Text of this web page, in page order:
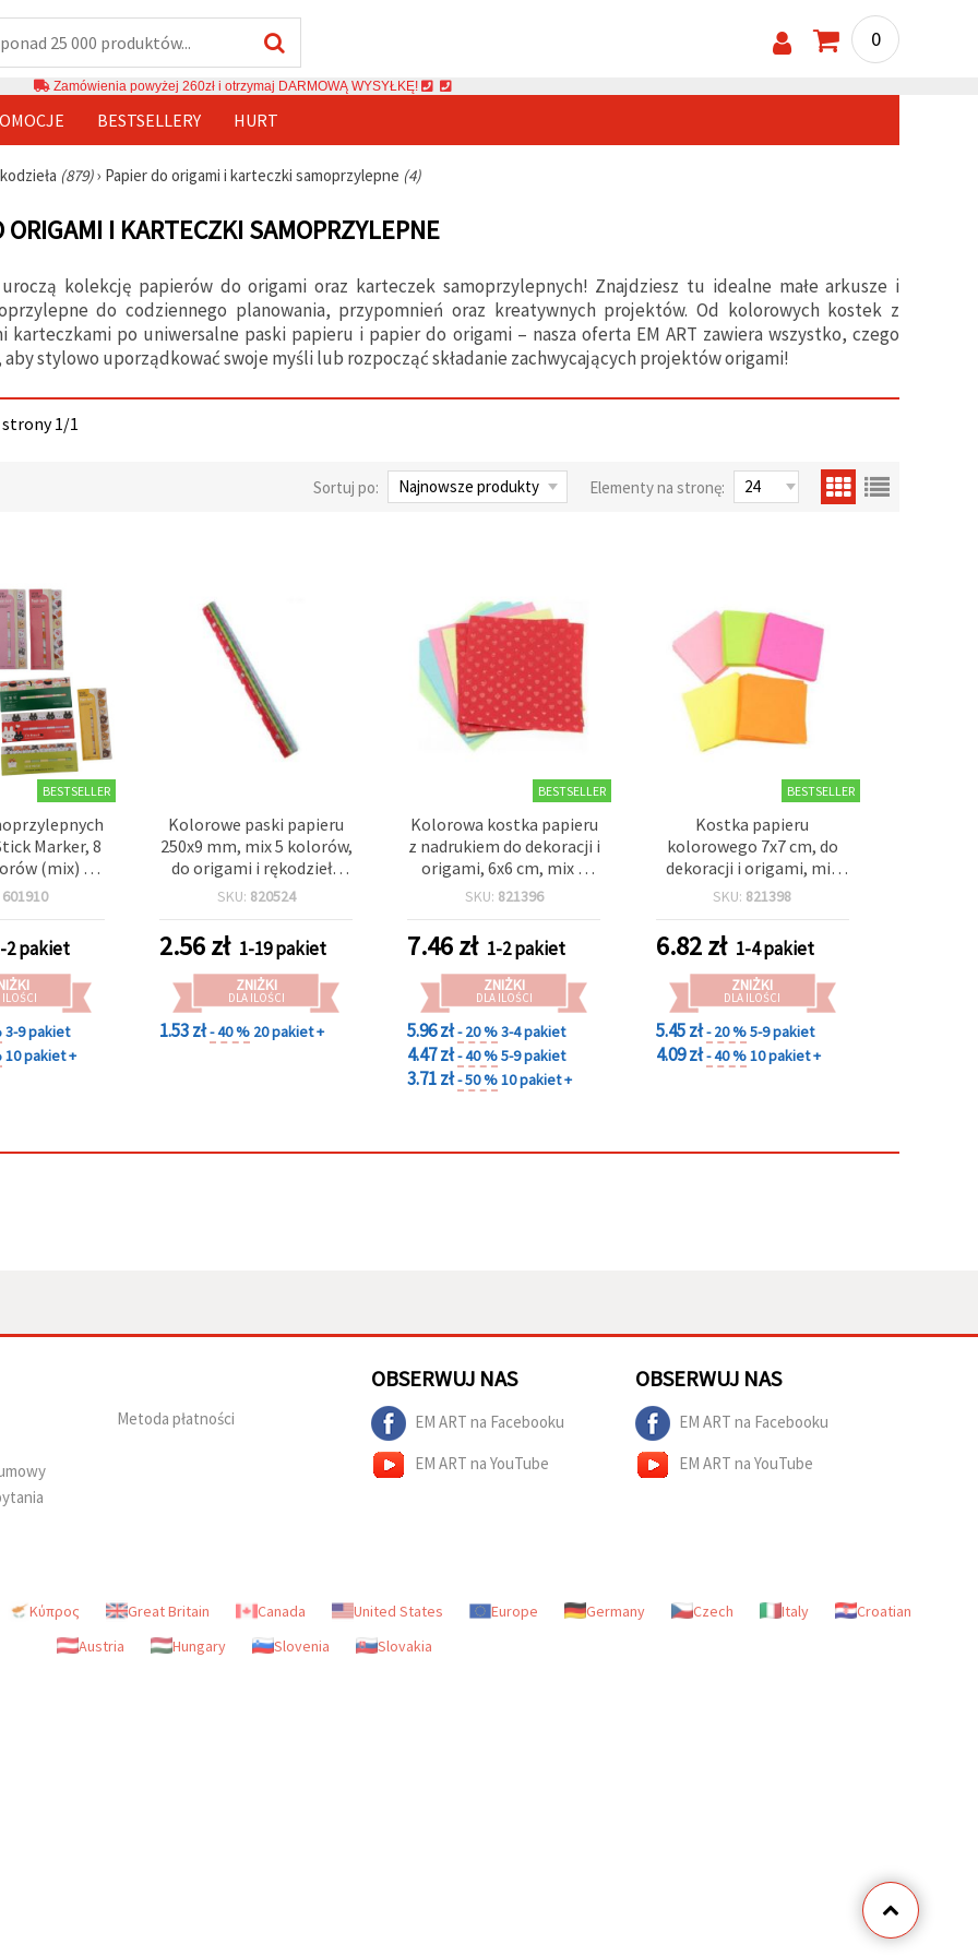
0
Zamówienia powyżej 260zł i otrzymaj DARMOWĄ WYSYŁKĘ!
BESTSELLERY HURT
(879)› Papier do origami i karteczki samoprzylepne (4)
ORIGAMI I KARTECZKI SAMOPRZYLEPNE
kolekcję papierów do origami oraz karteczek samoprzylepnych! Znajdziesz tu idealne małe arkusze i
do codziennego planowania, przypomnień oraz kreatywnych projektów. Od kolorowych kostek z
karteczkami po uniwersalne paski papieru i papier do origami – nasza oferta EM ART zawiera wszystko, czego
stylowo uporządkować swoje myśli lub rozpocząć składanie zachwycających projektów origami!
1/1
Sortuj po: Elementy na stronę:
BESTSELLER
Marker, 8
(mix) - 8
601910
2 pakiet
ILOŚCI
3-9 pakiet
10 pakiet +
Kolorowe paski papieru
250x9 mm, mix 5 kolorów,
do origami i rękodzieła
dekoracyjnego, ok. 85 szt.
SKU: 820524
2.56zł 1-19 pakiet
ZNIŻKI
DLA ILOŚCI
1.53 zł- 40 % 20 pakiet +
BESTSELLER
Kolorowa kostka papieru
z nadrukiem do dekoracji i
origami, 6x6 cm, mix 5
kolorów, ok. 50 szt.
SKU: 821396
7.46zł 1-2 pakiet
ZNIŻKI
DLA ILOŚCI
5.96 zł- 20 %3-4 pakiet
4.47 zł- 40 %5-9 pakiet
3.71 zł- 50 %10 pakiet +
BESTSELLER
Kostka papieru
kolorowego 7x7 cm, do
dekoracji i origami, mix
kolorów, ok. 100 szt.
SKU: 821398
6.82zł 1-4 pakiet
ZNIŻKI
DLA ILOŚCI
5.45 zł- 20 %5-9 pakiet
4.09 zł- 40 %10 pakiet +
Metoda płatności
OBSERWUJ NAS
EM ART na Facebooku
EM ART na YouTube
OBSERWUJ NAS
EM ART na Facebooku
EM ART na YouTube
Κύπρος Great Britain Canada United States Europe Germany Czech Italy
Croatian
Austria
Hungary Slovenia Slovakia